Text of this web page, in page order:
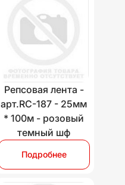
Репсовая лента -
арт.RC-187 - 25мм
* 100м - розовый
темный шф
Подробнее